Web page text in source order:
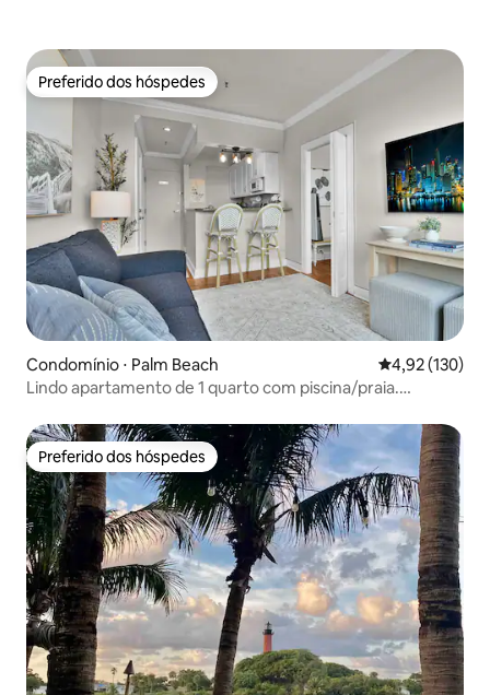
Preferido dos hóspedes
Preferido dos hóspedes
Condomínio ⋅ Palm Beach 4,92 de uma
4,92 (130)
Lindo apartamento de 1 quarto com piscina/praia.
Preferido dos hóspedes
Preferido dos hóspedes